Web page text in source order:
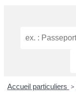
Accueil particuliers >